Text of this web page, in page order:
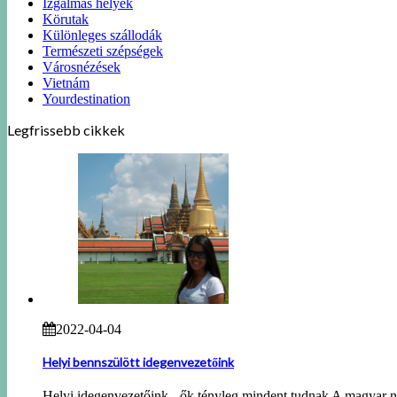
Körutak
Különleges szállodák
Természeti szépségek
Városnézések
Vietnám
Yourdestination
Legfrissebb cikkek
2022-04-04
Helyi bennszülött idegenvezetőink